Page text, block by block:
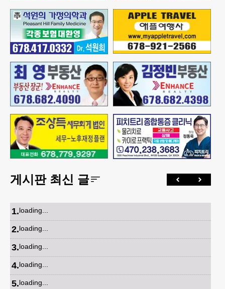
게시판 최신 글
1.loading...
2.loading...
3.loading...
4.loading...
5.loading...